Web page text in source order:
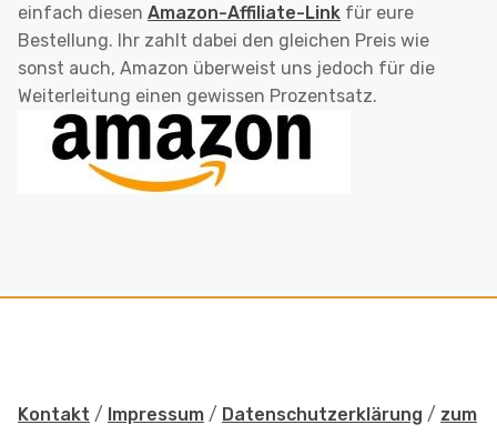
einfach diesen Amazon-Affiliate-Link für eure
Bestellung. Ihr zahlt dabei den gleichen Preis wie
sonst auch, Amazon überweist uns jedoch für die
Weiterleitung einen gewissen Prozentsatz.
Kontakt / Impressum / Datenschutzerklärung / zum